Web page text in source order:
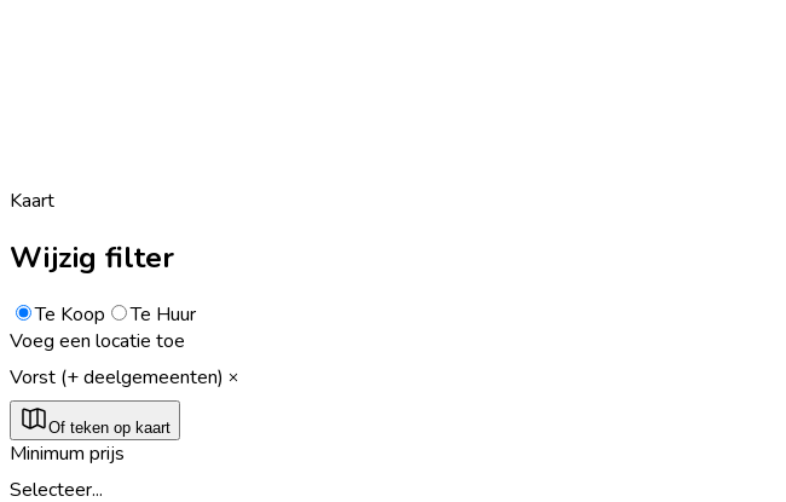
Kaart
Wijzig filter
Te Koop
Te Huur
Voeg een locatie toe
Vorst (+ deelgemeenten)
Of teken op kaart
Minimum prijs
Selecteer...